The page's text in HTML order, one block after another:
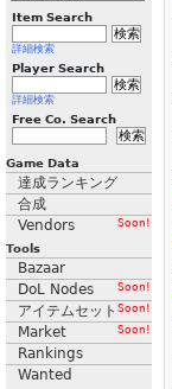
Item Search
詳細検索
Player Search
詳細検索
Free Co. Search
Game Data
達成ランキング
合成
Vendors
Soon!
Tools
Bazaar
DoL Nodes
Soon!
アイテムセット Soon!
Market Soon!
Rankings
Wanted